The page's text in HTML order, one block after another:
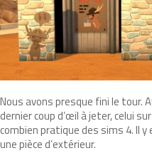
Nous avons presque fini le tour.
dernier coup d’œil à jeter, celui
combien pratique des sims 4. Il y
une pièce d’extérieur.